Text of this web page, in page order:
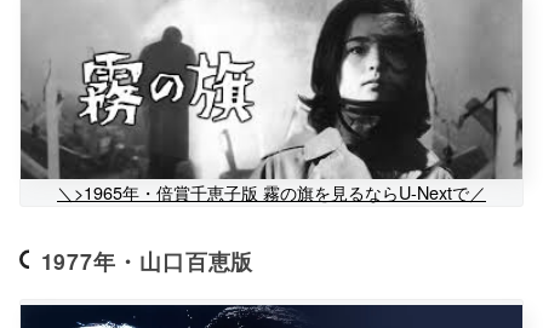
＼>1965年・倍賞千恵子版 霧の旗を見るならU-Nextで／
1977年・山口百恵版